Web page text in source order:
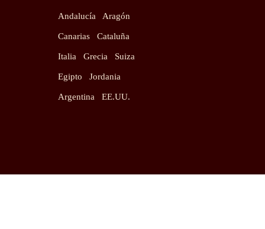
Andalucía Aragón
Canarias Cataluña
Italia Grecia Suiza
Egipto Jordania
Argentina EE.UU.